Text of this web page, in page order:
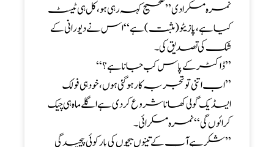
نمرہ مسکرادی’’ صحیح کہہ رہی ہو، کل ہی ٹیسٹ
کیا ہے ، پازیٹو (مثبت) ہے ‘‘ اس نے دیورانی کے
شک کی تصدیق کی ۔
’’ ڈاکٹر کے پاس کب جانا ہے ؟‘‘
’’ اب اتنی تو تجربہ کار ہو گئی ہوں، خود ہی فولک
ایسڈ یک گولی کھانا شروع کردی ہےاگلے ماہ ہی چیک
کرائوں گی ‘‘ نمرہ مسکرائی۔
’’ شکر ہے آپ کے تینوںبچوں کی بار کوئی پیچیدگی